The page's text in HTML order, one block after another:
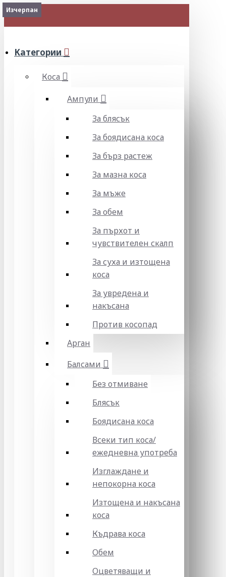
МЕНЮ
Категории
Коса
Ампули
За блясък
За боядисана коса
За бърз растеж
За мазна коса
За мъже
За обем
За пърхот и
чувствителен скалп
За суха и изтощена
коса
За увредена и
накъсана
Против косопад
Арган
Балсами
Без отмиване
Блясък
Боядисана коса
Всеки тип коса/
ежедневна употреба
Изглаждане и
непокорна коса
Изтощена и накъсана
коса
Къдрава коса
Обем
Оцветяващи и
Изчерпан
Изчерпан
Изчерпан
Изчерпан
Изчерпан
Изчерпан
Изчерпан
2-3 Days
Изчерпан